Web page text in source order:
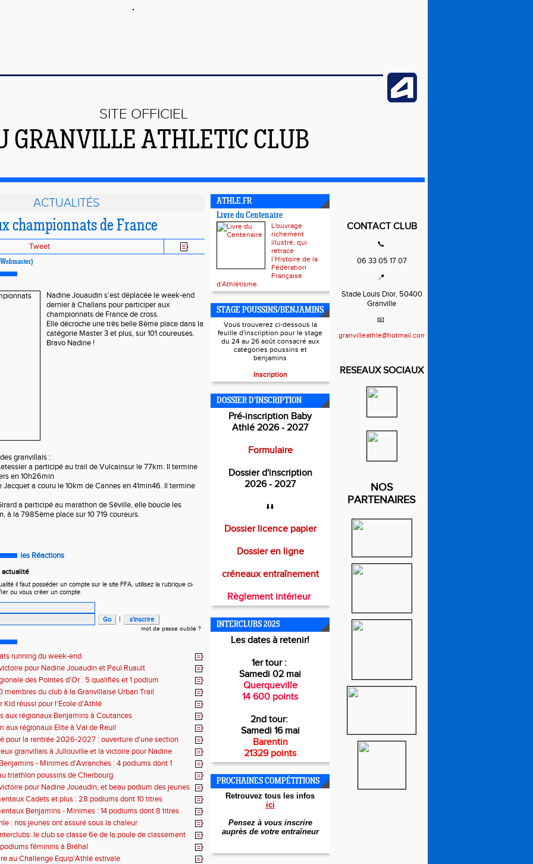
SITE OFFICIEL
GRANVILLE ATHLETIC CLUB
ACTUALITÉS
championnats de France
Tweet
Nadine Jouaudin s’est déplacée le week-end
dernier à Challans pour participer aux
championnats de France de cross.
Elle décroche une très belle 8ème place dans la
catégorie Master 3 et plus, sur 101 coureuses.
Bravo Nadine !
granvillais :
a participé au trail de Vulcainsur le 77km. Il termine
en 10h26min
a couru le 10km de Cannes en 41min46. Il termine
a participé au marathon de Séville, elle boucle les
à la 7985ème place sur 10 719 coureurs.
les Réactions
actualité
il faut posséder un compte sur le site FFA, utilisez la rubrique ci-
ou vous créer un compte.
|
mot de passe oublié ?
running du week-end
pour Nadine Jouaudin et Paul Ruault
des Pointes d'Or : 5 qualifiés et 1 podium
membres du club à la Granvillaise Urban Trail
Kid réussi pour l'Ecole d'Athlé
aux régionaux Benjamins à Coutances
aux régionaux Elite à Val de Reuil
pour la rentrée 2026-2027 : ouverture d'une section
granvillais à Jullouville et la victoire pour Nadine
Marius Delchard- Minimes d'Avranches : 4 podiums dont 1
triathlon poussins de Cherbourg
pour Nadine Jouaudin, et beau podium des jeunes
à Saint-LoupCadets et plus : 28 podiums dont 10 titres
Benjamins - Minimes : 14 podiums dont 8 titres
: nos jeunes ont assuré sous la chaleur
le club se classe 6e de la poule de classement
féminins à Bréhal
au Challenge Equip'Athlé estivale
ATHLE.FR
Livre du Centenaire
L'ouvrage
richement
illustré, qui
retrace
l’Histoire de la
Fédération
Française
d'Athlétisme.
STAGE POUSSINS/BENJAMINS
Vous trouverez ci-dessous la
feuille d'inscription pour le stage
du 24 au 26 août consacré aux
catégories poussins et
benjamins
Inscription
DOSSIER D'INSCRIPTION
Pré-inscription Baby
Athlé 2026 - 2027
Formulaire
Dossier d'inscription
2026 - 2027
⬇️⬇️
Dossier licence papier
Dossier en ligne
créneaux entraînement
Règlement intérieur
INTERCLUBS 2025
Les dates à retenir!
1er tour :
Samedi 02 mai
Querqueville
14 600 points
2nd tour:
Samedi 16 mai
Barentin
21329 points
PROCHAINES COMPÉTITIONS
Retrouvez tous les infos
ici
Pensez à vous inscrire
auprès de votre entraîneur
CONTACT CLUB
📞
06 33 05 17 07
📍
Stade Louis Dior, 50400
Granville
📧
granvilleathle@hotmail.com
RESEAUX SOCIAUX
NOS
PARTENAIRES